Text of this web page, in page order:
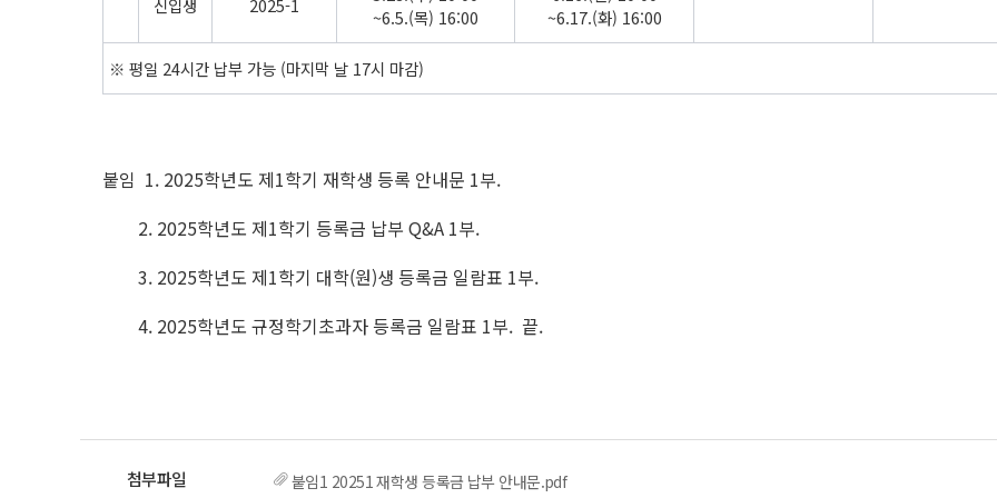
신입생 2025-1
~6.5.(목) 16:00
~6.17.(화) 16:00
※ 평일 24시간 납부 가능 (마지막 날 17시 마감)
붙임 1. 2025학년도 제1학기 재학생 등록 안내문 1부.
2. 2025학년도 제1학기 등록금 납부 Q&A 1부.
3. 2025학년도 제1학기 대학(원)생 등록금 일람표 1부.
4. 2025학년도 규정학기초과자 등록금 일람표 1부. 끝.
붙임1 20251 재학생 등록금 납부 안내문.pdf